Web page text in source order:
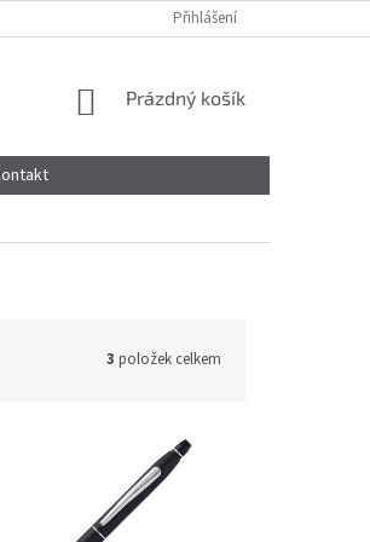
ZÁSADY OCHRANY OSOBNÍCH ÚDAJŮ
Přihlášení
NÁKUPNÍ
Prázdný košík
3 položek celkem